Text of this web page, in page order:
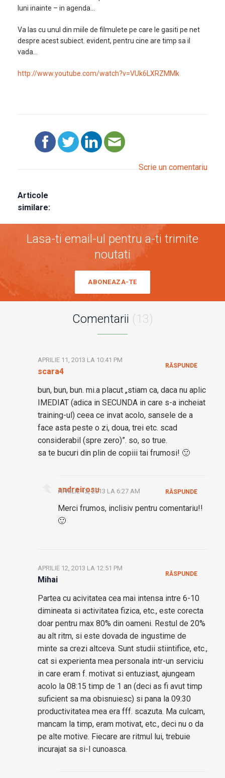
luni inainte – in agenda…
Va las cu unul din miile de filmulete pe care le gasiti pe net
despre acest subiect. evident, pentru cine are timp sa il
vada…
http://www.youtube.com/watch?v=VUk6LXRZMMk
Scrie un comentariu
Articole
similare:
Lasa-ti email-ul pentru a-ti trimite
noutati
ABONEAZA-TE
Comentarii (13)
scara4
APRILIE 11, 2013 LA 10:41 PM
bun, bun, bun. mi.a placut „stiam ca, daca nu aplic
IMEDIAT (adica in SECUNDA in care s-a incheiat
training-ul) ceea ce invat acolo, sansele de a
face asta peste o zi, doua, trei etc. scad
considerabil (spre zero)”. so, so true.
sa te bucuri din plin de copiii tai frumosi! 🙂
RĂSPUNDE
andreirosu
APRILIE 12, 2013 LA 6:27 AM
Merci frumos, inclisiv pentru comentariu!!
🙂
RĂSPUNDE
Mihai
APRILIE 12, 2013 LA 12:51 PM
Partea cu acivitatea cea mai intensa intre 6-10
dimineata si activitatea fizica, etc., este corecta
doar pentru max 80% din oameni. Restul de 20%
au alt ritm, si este dovada de ingustime de
minte sa crezi altceva. Sunt studii stiintifice, etc.,
cat si experienta mea personala intr-un serviciu
in care eram f. motivat si entuziast, ajungeam
acolo la 08:15 timp de 1 an (deci as fi avut timp
suficient sa ma obisnuiesc) si pana la 09:30
productivitatea mea era fff. scazuta. Ma culcam,
mancam la timp, eram motivat, etc., deci nu o da
pe alte motive. Fiecare are ritmul lui, trebuie
incurajat sa si-l cunoasca.
RĂSPUNDE